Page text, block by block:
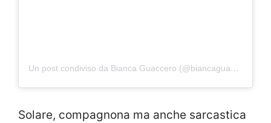
Un post condiviso da Bianca Guaccero (@biancaguacceroreal)
Solare, compagnona ma anche sarcastica